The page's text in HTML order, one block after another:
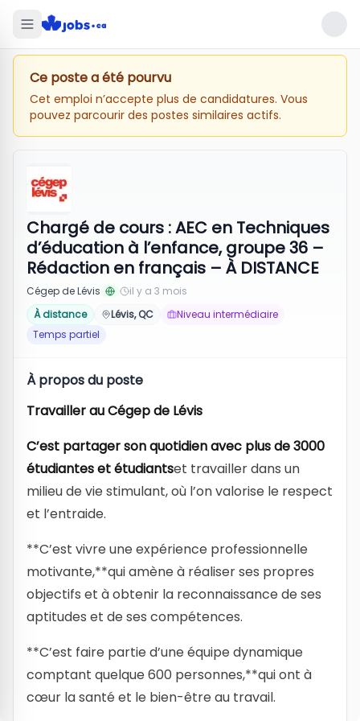
Ce poste a été pourvu
Cet emploi n’accepte plus de candidatures. Vous
pouvez parcourir des postes similaires actifs.
Chargé de cours : AEC en Techniques
d’éducation à l’enfance, groupe 36 –
Rédaction en français – À DISTANCE
Cégep de Lévis
il y a 3 mois
À distance
Lévis, QC
Niveau intermédiaire
Temps partiel
À propos du poste
Travailler au Cégep de Lévis
C’est partager son quotidien avec plus de 3000
étudiantes et étudiantset travailler dans un
milieu de vie stimulant, où l’on valorise le respect
et l’entraide.
**C’est vivre une expérience professionnelle
motivante,**qui amène à réaliser ses propres
objectifs et à obtenir la reconnaissance de ses
aptitudes et de ses compétences.
**C’est faire partie d’une équipe dynamique
comptant quelque 600 personnes,**qui ont à
cœur la santé et le bien-être au travail.